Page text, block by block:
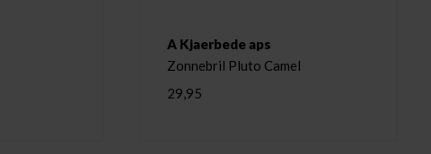
A Kjaerbede aps
Zonnebril Pluto Camel
29,95